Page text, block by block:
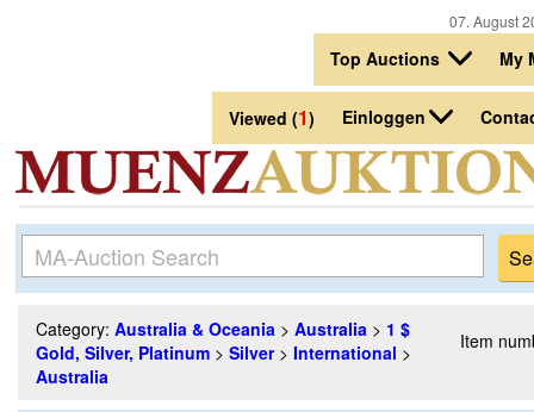
07. August
Top Auctions My
Viewed (1) Einloggen
Category: Australia & Oceania > Australia > 1 $
Gold, Silver, Platinum > Silver> International >
Australia
Item